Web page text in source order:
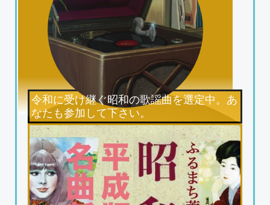
令和に受け継ぐ昭和の歌謡曲を選定中。あ
なたも参加して下さい。